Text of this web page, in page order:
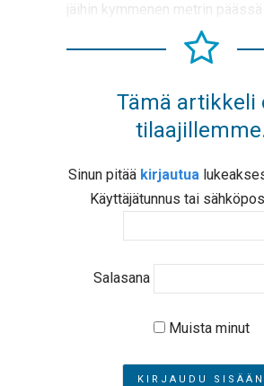
jäihin kymmenen metrin päässä
Tämä artikkeli
Sinun pitää kirjautua
Käyttäjätunnus tai
Salasana
Muista minut